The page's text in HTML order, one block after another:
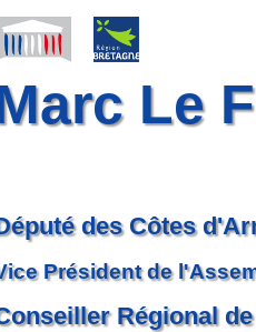
Le
des Côtes
Président de
Régional